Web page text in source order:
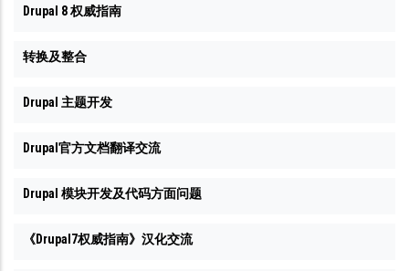
Drupal 8 权威指南
转换及整合
Drupal 主题开发
Drupal官方文档翻译交流
Drupal 模块开发及代码方面问题
《Drupal7权威指南》汉化交流